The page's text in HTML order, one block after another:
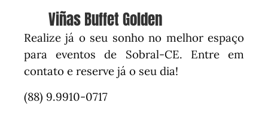
Viñas Buffet Golden
Realize já o seu sonho no melhor espaço
para eventos de Sobral-CE. Entre em
contato e reserve já o seu dia!
(88) 9.9910-0717